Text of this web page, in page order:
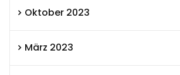
Oktober 2023
März 2023